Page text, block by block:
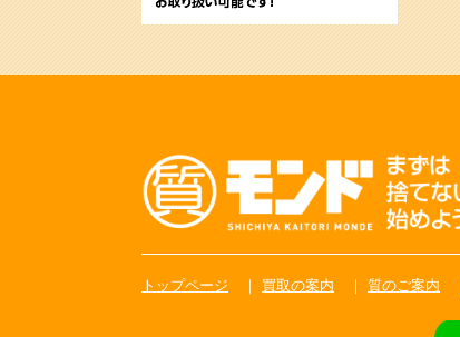
トップページ 買取の案内 質のご案内